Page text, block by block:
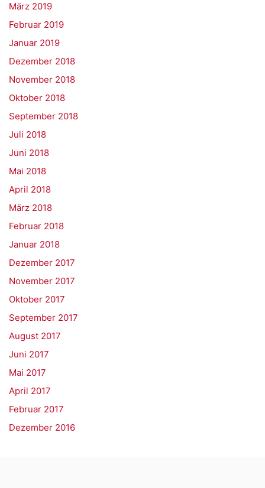
März 2019
Februar 2019
Januar 2019
Dezember 2018
November 2018
Oktober 2018
September 2018
Juli 2018
Juni 2018
Mai 2018
April 2018
März 2018
Februar 2018
Januar 2018
Dezember 2017
November 2017
Oktober 2017
September 2017
August 2017
Juni 2017
Mai 2017
April 2017
Februar 2017
Dezember 2016